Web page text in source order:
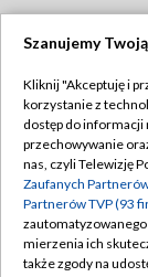
Abonament
Emisja w TVP
Centrum
Naziemna
Szanujemy
Kliknij "Akceptuję i
korzystanie z
dostęp do informacji
przechowywanie
nas, czyli Telewizję
Zaufanych
Partnerów TVP (93
mierzenia ich
także zgody na